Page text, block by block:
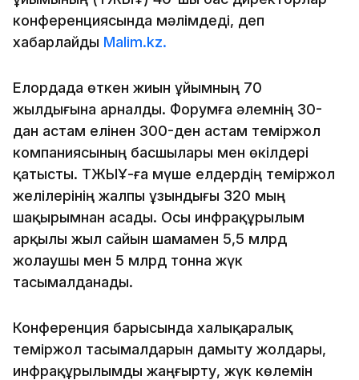
конференциясында мәлімдеді, деп
хабарлайды Malim.kz.
Елордада өткен жиын ұйымның 70
жылдығына арналды. Форумға әлемнің 30-
дан астам елінен 300-ден астам теміржол
компаниясының басшылары мен өкілдері
қатысты. ТЖЫҰ-ға мүше елдердің теміржол
желілерінің жалпы ұзындығы 320 мың
шақырымнан асады. Осы инфрақұрылым
арқылы жыл сайын шамамен 5,5 млрд
жолаушы мен 5 млрд тонна жүк
тасымалданады.
Конференция барысында халықаралық
теміржол тасымалдарын дамыту жолдары,
инфрақұрылымды жаңғырту, жүк көлемін